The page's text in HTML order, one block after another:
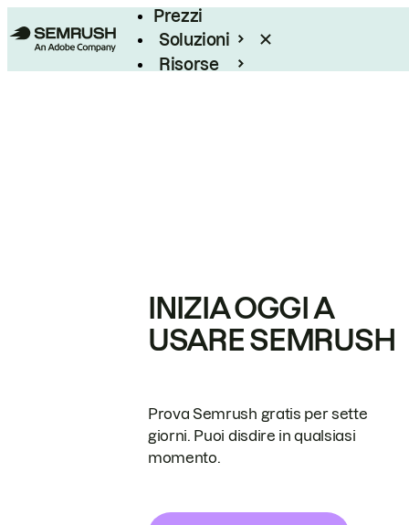
Prezzi
Soluzioni
Risorse
INIZIA OGGI A
USARE SEMRUSH
Prova Semrush gratis per sette
giorni. Puoi disdire in qualsiasi
momento.